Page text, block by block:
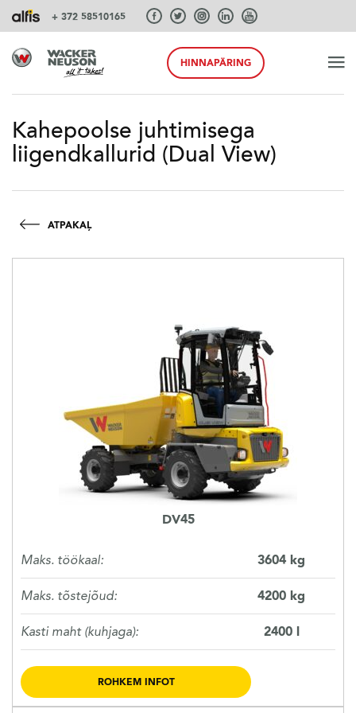
+ 372 58510165
TOOTED
KASUTATUD TEHNIKA
KARJÄÄR
MEIST
HINNAPÄRING
Kahepoolse juhtimisega
liigendkallurid (Dual View)
ATPAKAĻ
DV45
Maks. töökaal: 3604 kg
Maks. tõstejõud: 4200 kg
Kasti maht (kuhjaga): 2400 l
ROHKEM INFOT